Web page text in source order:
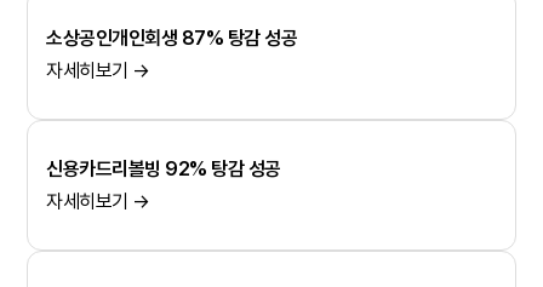
소상공인개인회생 87% 탕감 성공
자세히보기 →
신용카드리볼빙 92% 탕감 성공
자세히보기 →